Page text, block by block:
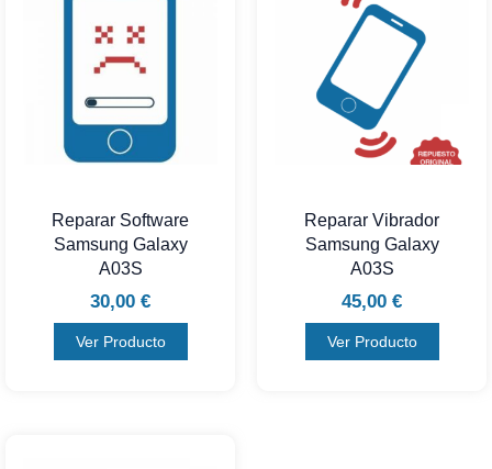
Reparar Software
Samsung Galaxy
A03S
30,00 €
Ver Producto
Reparar Vibrador
Samsung Galaxy
A03S
45,00 €
Ver Producto